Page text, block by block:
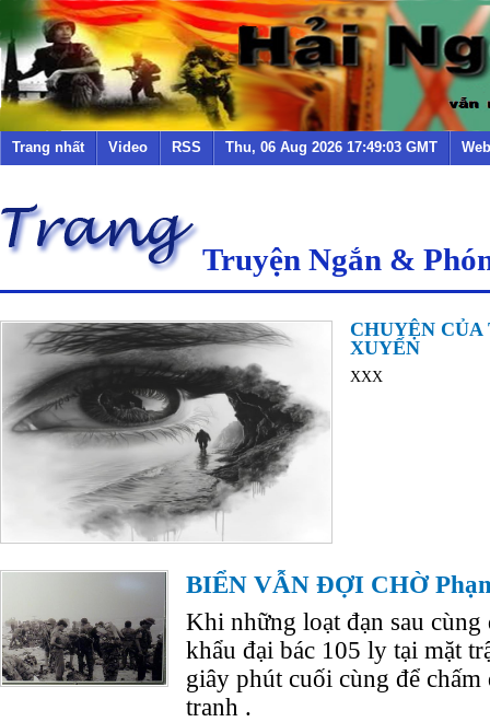
Trang nhất Video RSS Thu, 06 Aug 2026 17:49:03 GMT
Truyện Ngắn &
CHUYỆN
XUYẾN
XXX
BIỂN VẪN ĐỢI CHỜ
Khi những loạt đạn sau
khẩu đại bác 105 ly tại mặt
giây phút cuối cùng để
tranh .